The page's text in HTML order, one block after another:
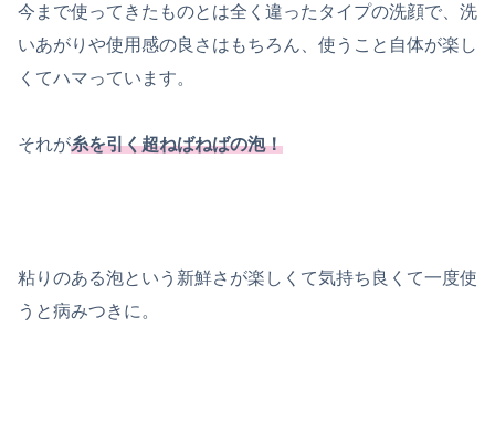
今まで使ってきたものとは全く違ったタイプの洗顔で、洗
いあがりや使用感の良さはもちろん、使うこと自体が楽し
くてハマっています。
それが糸を引く超ねばねばの泡！
粘りのある泡という新鮮さが楽しくて気持ち良くて一度使
うと病みつきに。